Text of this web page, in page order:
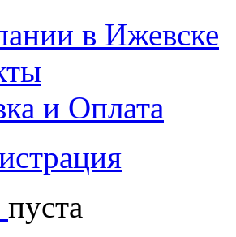
в Ижевске
и Оплата
пуста